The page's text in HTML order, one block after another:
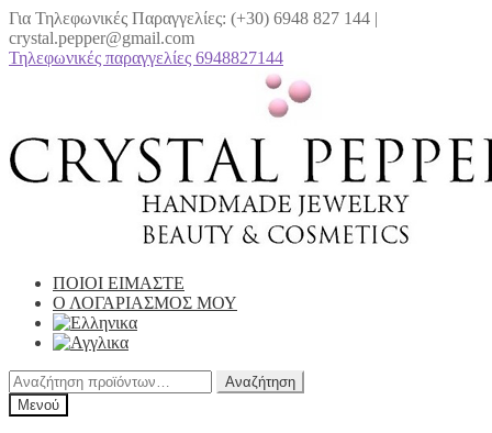
Για Τηλεφωνικές Παραγγελίες: (+30) 6948 827 144 |
crystal.pepper@gmail.com
Τηλεφωνικές παραγγελίες 6948827144
πλοήγηση
ΠΟΙΟΙ ΕΙΜΑΣΤΕ
Ο ΛΟΓΑΡΙΑΣΜΟΣ ΜΟΥ
Αναζήτηση
για:
Αναζήτηση
Μενού